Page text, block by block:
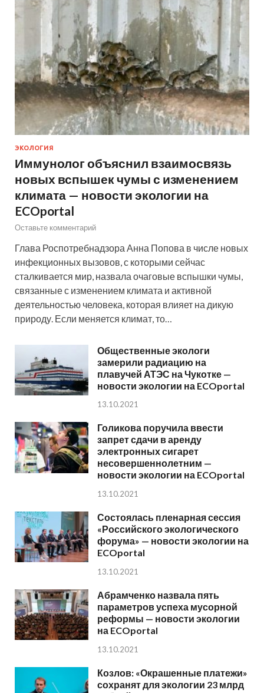
ЭКОЛОГИЯ
Иммунолог объяснил взаимосвязь
новых вспышек чумы с изменением
климата — новости экологии на
ECOportal
Оставьте комментарий
Глава Роспотребнадзора Анна Попова в числе новых
инфекционных вызовов, с которыми сейчас
сталкивается мир, назвала очаговые вспышки чумы,
связанные с изменением климата и активной
деятельностью человека, которая влияет на дикую
природу. Если меняется климат, то…
Общественные экологи
замерили радиацию на
плавучей АТЭС на Чукотке —
новости экологии на ECOportal
13.10.2021
Голикова поручила ввести
запрет сдачи в аренду
электронных сигарет
несовершеннолетним —
новости экологии на ECOportal
13.10.2021
Состоялась пленарная сессия
«Российского экологического
форума» — новости экологии на
ECOportal
13.10.2021
Абрамченко назвала пять
параметров успеха мусорной
реформы — новости экологии
на ECOportal
13.10.2021
Козлов: «Окрашенные платежи»
сохранят для экологии 23 млрд